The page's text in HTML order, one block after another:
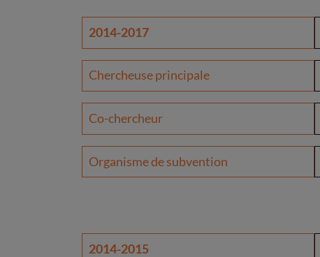
2014-2017
Chercheuse principale
Co-chercheur
Organisme de subvention
2014-2015